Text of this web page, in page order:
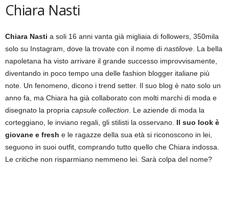
Chiara Nasti
Chiara Nasti a soli 16 anni vanta già migliaia di followers, 350mila
solo su Instagram, dove la trovate con il nome di nastilove . La bella
napoletana ha visto arrivare il grande successo improvvisamente,
diventando in poco tempo una delle fashion blogger italiane più
note. Un fenomeno, dicono i trend setter. Il suo blog è nato solo un
anno fa, ma Chiara ha già collaborato con molti marchi di moda e
disegnato la propria capsule collection . Le aziende di moda la
corteggiano, le inviano regali, gli stilisti la osservano. Il suo look è
giovane e fresh e le ragazze della sua età si riconoscono in lei,
seguono in suoi outfit, comprando tutto quello che Chiara indossa.
Le critiche non risparmiano nemmeno lei. Sarà colpa del nome?